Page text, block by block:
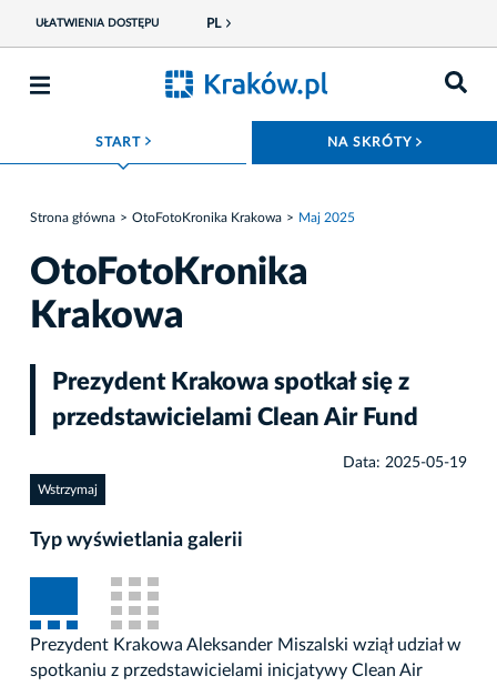
UŁATWIENIA DOSTĘPU PL
START ROZWIŃ MENU NA SKRÓTY
Strona główna OtoFotoKronika Krakowa Maj 2025
OtoFotoKronika
Krakowa
Prezydent Krakowa spotkał się z
przedstawicielami Clean Air Fund
Data: 2025-05-19
Wstrzymaj
Typ wyświetlania galerii
Prezydent Krakowa Aleksander Miszalski wziął udział w
spotkaniu z przedstawicielami inicjatywy Clean Air